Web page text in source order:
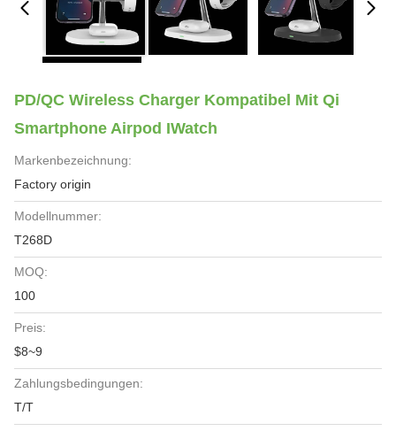
PD/QC Wireless Charger Kompatibel Mit Qi
Smartphone Airpod IWatch
Markenbezeichnung:
Factory origin
Modellnummer:
T268D
MOQ:
100
Preis:
$8~9
Zahlungsbedingungen:
T/T